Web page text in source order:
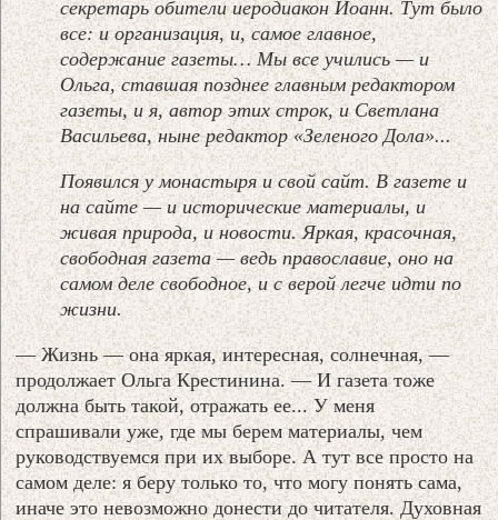
секретарь обители иеродиакон Иоанн. Тут было
все: и организация, и, самое главное,
содержание газеты… Мы все учились — и
Ольга, ставшая позднее главным редактором
газеты, и я, автор этих строк, и Светлана
Васильева, ныне редактор «Зеленого Дола»...
Появился у монастыря и свой сайт. В газете и
на сайте — и исторические материалы, и
живая природа, и новости. Яркая, красочная,
свободная газета — ведь православие, оно на
самом деле свободное, и с верой легче идти по
жизни.
— Жизнь — она яркая, интересная, солнечная, —
продолжает Ольга Крестинина. — И газета тоже
должна быть такой, отражать ее... У меня
спрашивали уже, где мы берем материалы, чем
руководствуемся при их выборе. А тут все просто на
самом деле: я беру только то, что могу понять сама,
иначе это невозможно донести до читателя. Духовная